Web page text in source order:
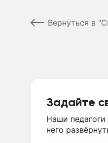
Вернуться в
Задайте
Наши
него